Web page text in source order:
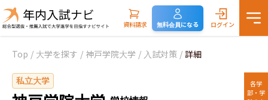
資料請求 無料会員になる ログイン
Top / 大学を探す / 神戸学院大学 / 入試対策 / 詳細
私立大学
各学
部・学